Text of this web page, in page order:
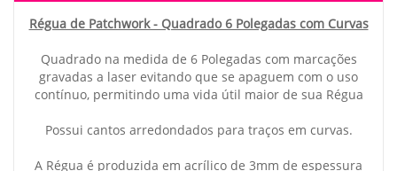
Régua de Patchwork - Quadrado 6 Polegadas com Curvas
Quadrado na medida de 6 Polegadas com marcações
gravadas a laser evitando que se apaguem com o uso
contínuo, permitindo uma vida útil maior de sua Régua
Possui cantos arredondados para traços em curvas.
A Régua é produzida em acrílico de 3mm de espessura